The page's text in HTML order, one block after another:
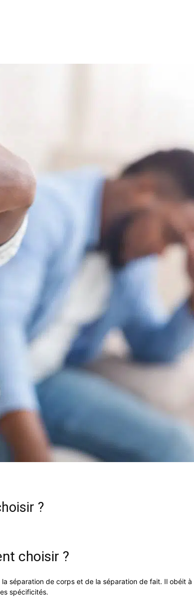
?
choisir ?
séparation de corps et de la séparation de fait. Il obéit
spécificités.